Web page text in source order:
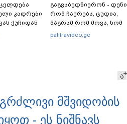
კადრები
ქუჩიდან
გაგვაბედნიერონ - დენი
რომ ჩაქრება, ცუდია,
მაგრამ რომ მოვა, ხომ
გაგვეხარდება“ -
palitravideo.ge
ა
მშვიდობის
- ეს ნიშნავს